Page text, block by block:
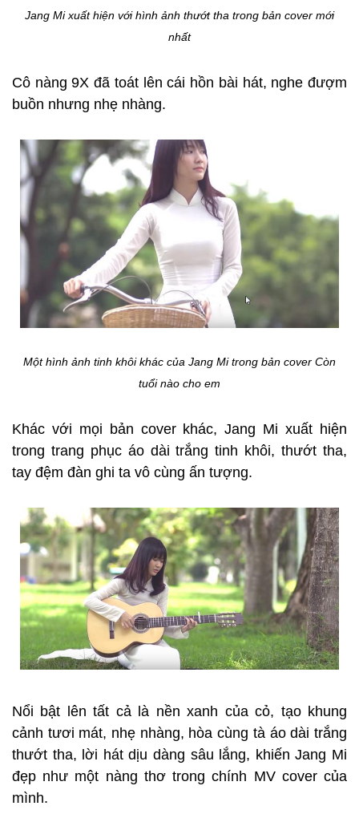
Jang Mi xuất hiện với hình ảnh thướt tha trong bản cover mới
nhất
Cô nàng 9X đã toát lên cái hồn bài hát, nghe đượm
buồn nhưng nhẹ nhàng.
Một hình ảnh tinh khôi khác của Jang Mi trong bản cover Còn
tuổi nào cho em
Khác với mọi bản cover khác, Jang Mi xuất hiện
trong trang phục áo dài trắng tinh khôi, thướt tha,
tay đệm đàn ghi ta vô cùng ấn tượng.
Nổi bật lên tất cả là nền xanh của cỏ, tạo khung
cảnh tươi mát, nhẹ nhàng, hòa cùng tà áo dài trắng
thướt tha, lời hát dịu dàng sâu lắng, khiến Jang Mi
đẹp như một nàng thơ trong chính MV cover của
mình.